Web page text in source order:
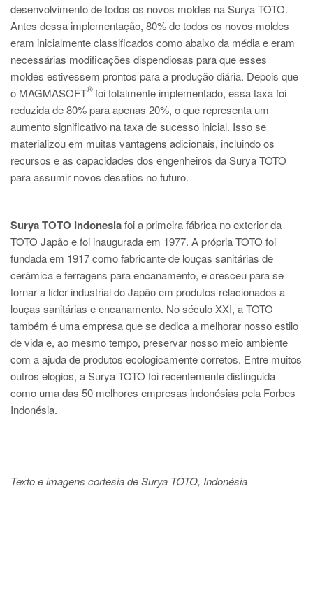
desenvolvimento de todos os novos moldes na Surya TOTO.
Antes dessa implementação, 80% de todos os novos moldes
eram inicialmente classificados como abaixo da média e eram
necessárias modificações dispendiosas para que esses
moldes estivessem prontos para a produção diária. Depois que
o MAGMASOFT
®foi totalmente implementado, essa taxa foi
reduzida de 80% para apenas 20%, o que representa um
aumento significativo na taxa de sucesso inicial. Isso se
materializou em muitas vantagens adicionais, incluindo os
recursos e as capacidades dos engenheiros da Surya TOTO
para assumir novos desafios no futuro.
Surya TOTO Indonesiafoi a primeira fábrica no exterior da
TOTO Japão e foi inaugurada em 1977. A própria TOTO foi
fundada em 1917 como fabricante de louças sanitárias de
cerâmica e ferragens para encanamento, e cresceu para se
tornar a líder industrial do Japão em produtos relacionados a
louças sanitárias e encanamento. No século XXI, a TOTO
também é uma empresa que se dedica a melhorar nosso estilo
de vida e, ao mesmo tempo, preservar nosso meio ambiente
com a ajuda de produtos ecologicamente corretos. Entre muitos
outros elogios, a Surya TOTO foi recentemente distinguida
como uma das 50 melhores empresas indonésias pela Forbes
Indonésia.
Texto e imagens cortesia de Surya TOTO, Indonésia